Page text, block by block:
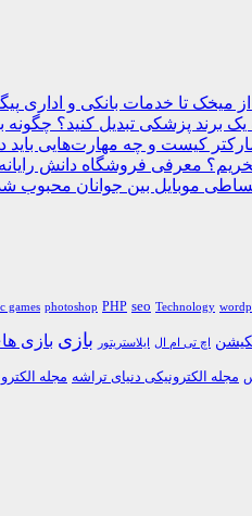
میخک تا خدمات بانکی و اداری
برند پزشکی تبدیل کنید؟
کیست و چه مهارت‌هایی باید
معرفی فروشگاه دانش رایانه
موبایل بین جوانان محبوب
games photoshop PHP seo Technology
اچ تی ام ال ایلاستریتور بازی بازی
مجله الکترونیکی دنیای تراشه مجله